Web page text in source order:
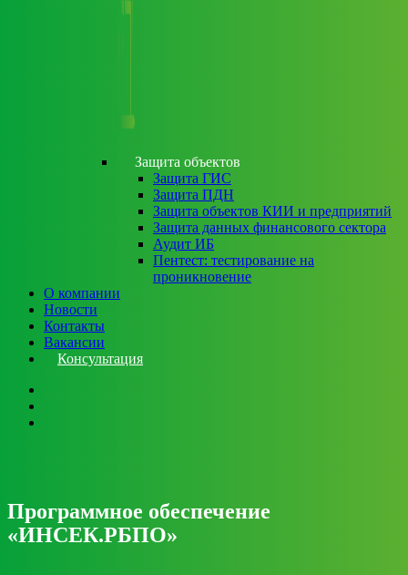
Защита объектов
Защита ГИС
Защита ПДН
Защита объектов КИИ и предприятий
Защита данных финансового сектора
Аудит ИБ
Пентест: тестирование на
проникновение
О компании
Новости
Контакты
Вакансии
Консультация
Программное обеспечение
«ИНСЕК.РБПО»